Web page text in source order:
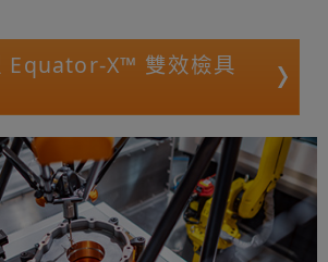
Equator-X™ 雙效檢具